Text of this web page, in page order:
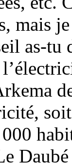
mais
as-tu